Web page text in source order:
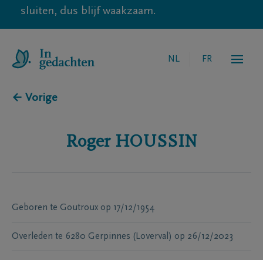
sluiten, dus blijf waakzaam.
NL FR
← Vorige
Roger HOUSSIN
Geboren te Goutroux op 17/12/1954
Overleden te 6280 Gerpinnes (Loverval) op 26/12/2023